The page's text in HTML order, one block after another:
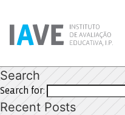
Search
Search for:
Recent Posts